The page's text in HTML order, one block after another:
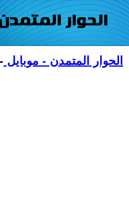
الحوار المتمدن - موبايل -